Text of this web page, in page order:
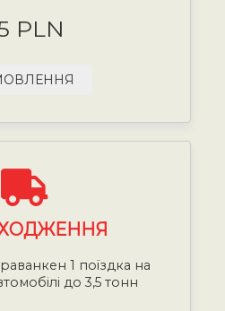
PLN
1 поїздка на
до 3,5 тонн